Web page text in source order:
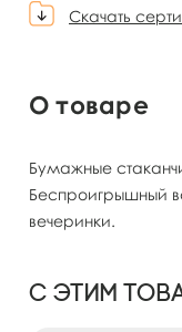
Скачать
О товаре
Бумажные
Беспроигрышный
вечеринки.
С этим